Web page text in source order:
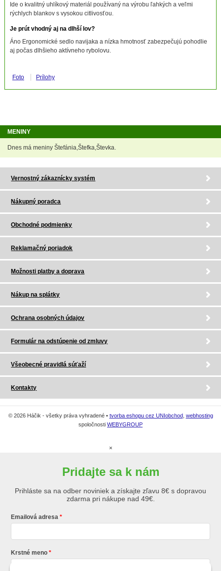
Ide o kvalitný uhlíkový materiál používaný na výrobu ľahkých a veľmi
rýchlych blankov s vysokou citlivosťou.
Je prút vhodný aj na dlhší lov?
Áno Ergonomické sedlo navijaka a nízka hmotnosť zabezpečujú pohodlie
aj počas dlhšieho aktívneho rybolovu.
Foto Prílohy
MENINY
Dnes má meniny Štefánia,Štefka,Števka.
Vernostný zákaznícky systém
Nákupný poradca
Obchodné podmienky
Reklamačný poriadok
Možnosti platby a doprava
Nákup na splátky
Ochrana osobných údajov
Formulár na odstúpenie od zmluvy
Všeobecné pravidlá súťaží
Kontakty
© 2026 Háčik - všetky práva vyhradené • tvorba eshopu cez UNIobchod, webhosting
spoločnosti WEBYGROUP
×
Pridajte sa k nám
Prihláste sa na odber noviniek a získajte zľavu 8€ s dopravou
zdarma pri nákupe nad 49€.
Emailová adresa
Krstné meno